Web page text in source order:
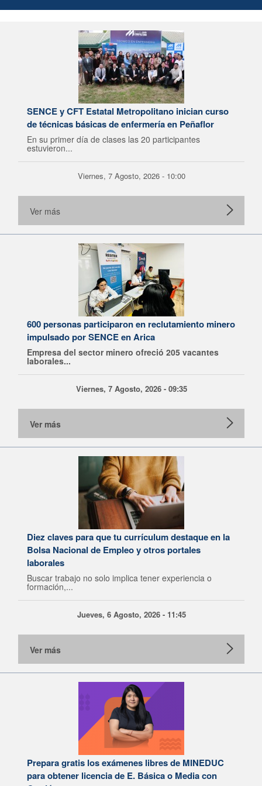
SENCE y CFT Estatal Metropolitano inician curso
de técnicas básicas de enfermería en Peñaflor
En su primer día de clases las 20 participantes
estuvieron...
Viernes, 7 Agosto, 2026 - 10:00
Ver más
600 personas participaron en reclutamiento minero
impulsado por SENCE en Arica
Empresa del sector minero ofreció 205 vacantes
laborales...
Viernes, 7 Agosto, 2026 - 09:35
Ver más
Diez claves para que tu currículum destaque en la
Bolsa Nacional de Empleo y otros portales
laborales
Buscar trabajo no solo implica tener experiencia o
formación,...
Jueves, 6 Agosto, 2026 - 11:45
Ver más
Prepara gratis los exámenes libres de MINEDUC
para obtener licencia de E. Básica o Media con